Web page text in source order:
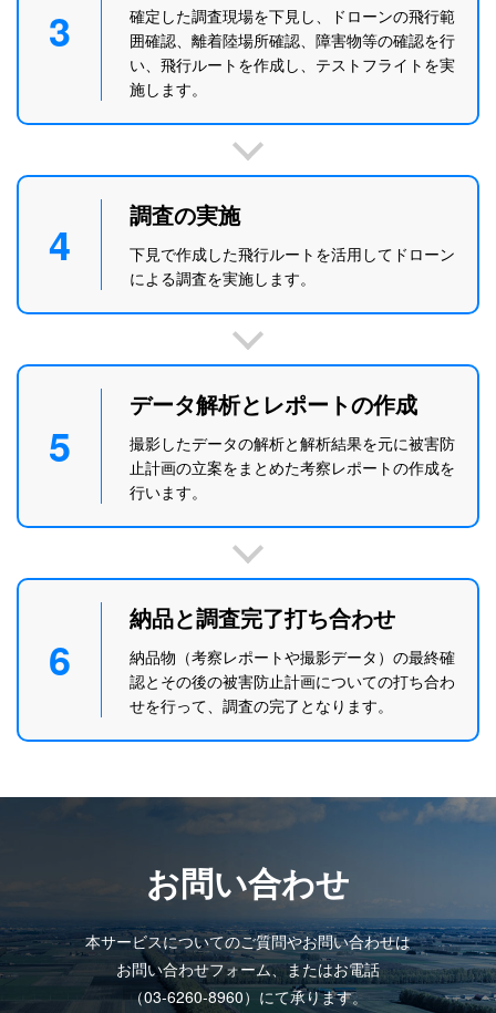
3
確定した調査現場を下見し、ドローンの飛行範
囲確認、離着陸場所確認、障害物等の確認を行
い、飛行ルートを作成し、テストフライトを実
施します。
4
調査の実施
下見で作成した飛行ルートを活用してドローン
による調査を実施します。
5
データ解析とレポートの作成
撮影したデータの解析と解析結果を元に被害防
止計画の立案をまとめた考察レポートの作成を
行います。
6
納品と調査完了打ち合わせ
納品物（考察レポートや撮影データ）の最終確
認とその後の被害防止計画についての打ち合わ
せを行って、調査の完了となります。
お問い合わせ
本サービスについてのご質問やお問い合わせは
お問い合わせフォーム、またはお電話
（03-6260-8960）にて承ります。